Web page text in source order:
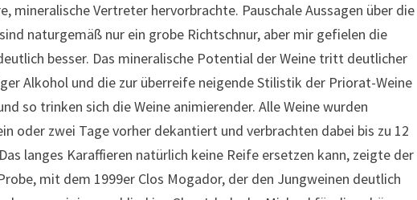
mineralische Vertreter hervorbrachte. Pauschale Aussagen über die
naturgemäß nur ein grobe Richtschnur, aber mir gefielen die
besser. Das mineralische Potential der Weine tritt deutlicher
Alkohol und die zur überreife neigende Stilistik der Priorat-Weine
so trinken sich die Weine animierender. Alle Weine wurden
oder zwei Tage vorher dekantiert und verbrachten dabei bis zu 12
langes Karaffieren natürlich keine Reife ersetzen kann, zeigte der
mit dem 1999er Clos Mogador, der den Jungweinen deutlich